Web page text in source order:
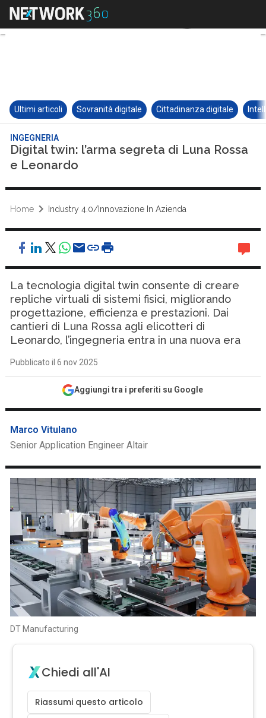
Ultimi articoli Sovranità digitale Cittadinanza digitale
INGEGNERIA
Digital twin: l’arma segreta di Luna Rossa
e Leonardo
Home Industry 4.0/Innovazione In Azienda
La tecnologia digital twin consente di creare
repliche virtuali di sistemi fisici, migliorando
progettazione, efficienza e prestazioni. Dai
cantieri di Luna Rossa agli elicotteri di
Leonardo, l’ingegneria entra in una nuova era
Pubblicato il 6 nov 2025
Aggiungi tra i preferiti su Google
Marco Vitulano
Senior Application Engineer Altair
DT Manufacturing
Chiedi all'AI
Riassumi questo articolo